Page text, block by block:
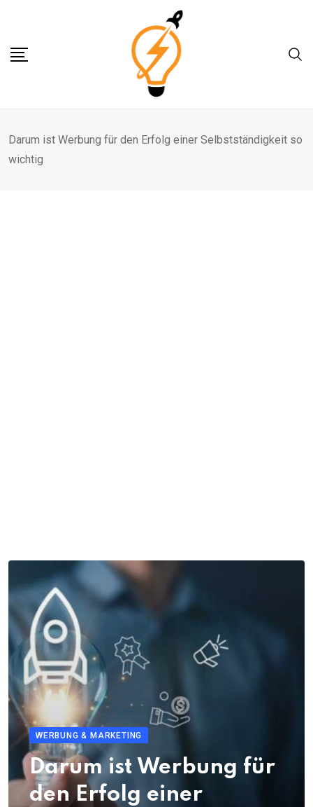
content
Darum ist Werbung für den Erfolg einer Selbstständigkeit so
wichtig
WERBUNG & MARKETING
Darum ist Werbung für
den Erfolg einer